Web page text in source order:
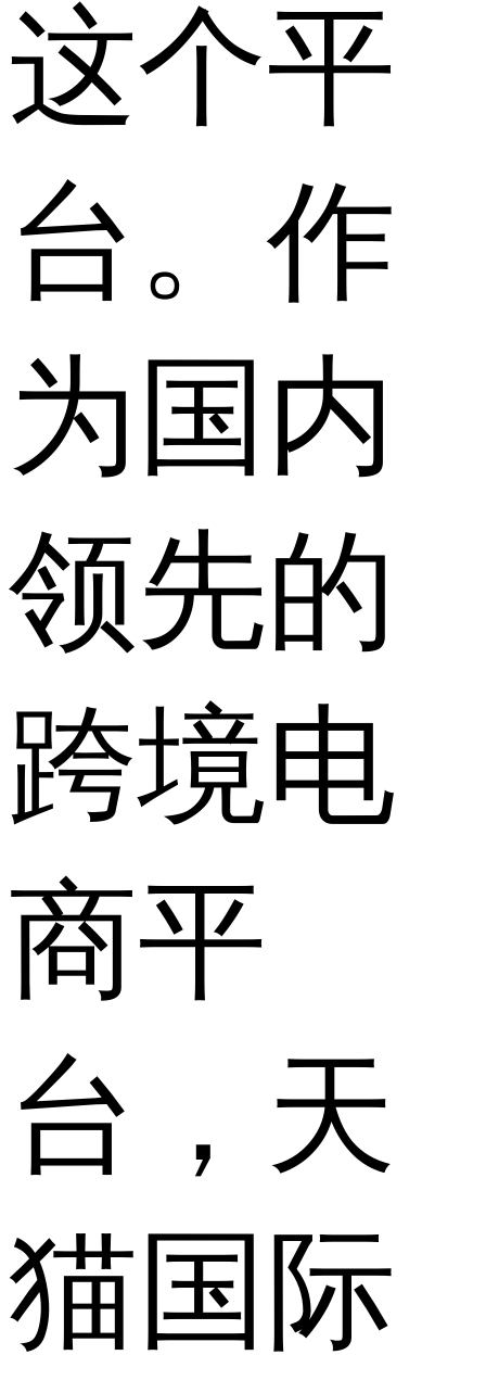
这个平
台。作
为国内
领先的
跨境电
商平
台，天
猫国际